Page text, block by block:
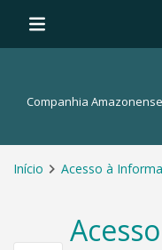
Companhia
Início Acesso à